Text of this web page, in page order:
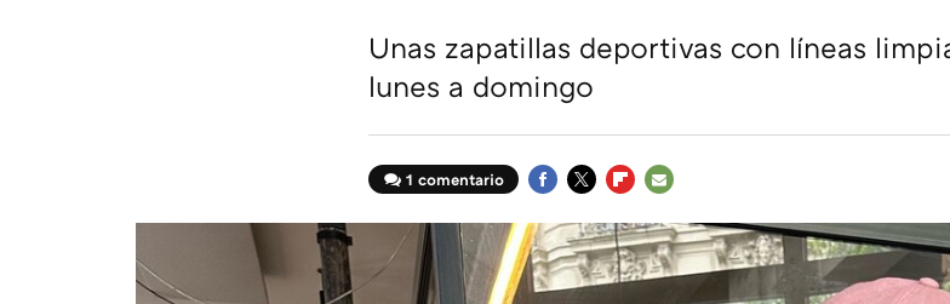
Unas zapatillas deportivas con líneas
lunes a domingo
1 comentario
MAIL